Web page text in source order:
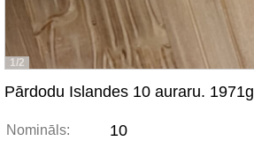
1/2
Pārdodu Islandes 10 auraru. 1971g
Nomināls: 10